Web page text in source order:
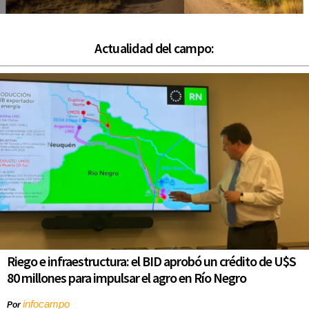
Actualidad del campo:
Riego e infraestructura: el BID aprobó un crédito de U$S
80 millones para impulsar el agro en Río Negro
Porinfocampo